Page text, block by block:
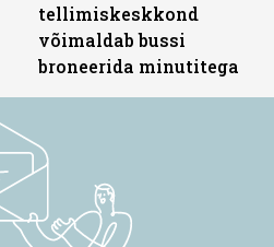
tellimiskeskkond
võimaldab bussi
broneerida minutitega